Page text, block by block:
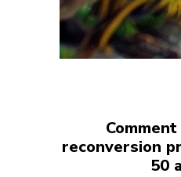
reconversion
50